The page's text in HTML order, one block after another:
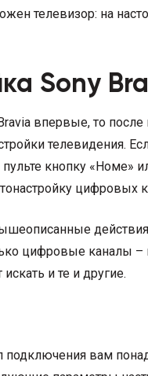
телевизор: на
Sony
впервые, то
телевидения.
кнопку «Номе»
цифровых
цифровые каналы
и те и другие.
подключения вам